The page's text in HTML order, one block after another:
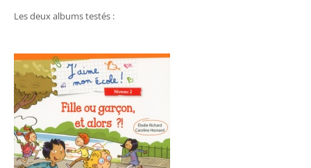
Les deux albums testés :